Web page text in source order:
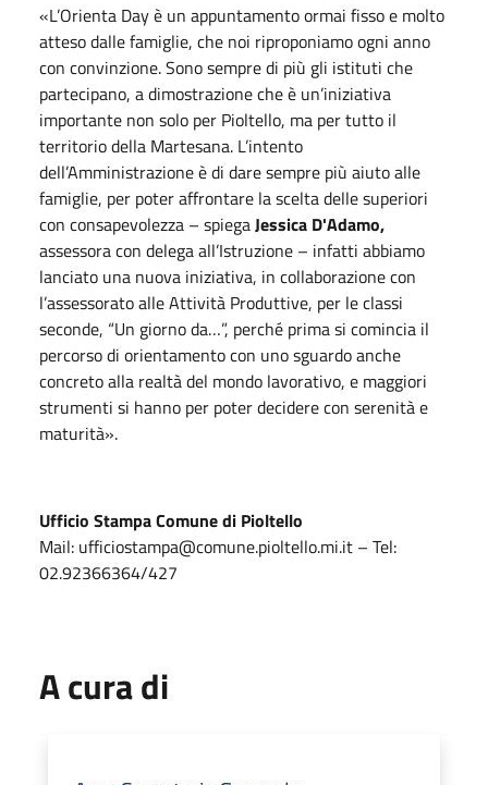
«L’Orienta Day è un appuntamento ormai fisso e molto
atteso dalle famiglie, che noi riproponiamo ogni anno
con convinzione. Sono sempre di più gli istituti che
partecipano, a dimostrazione che è un’iniziativa
importante non solo per Pioltello, ma per tutto il
territorio della Martesana. L’intento
dell’Amministrazione è di dare sempre più aiuto alle
famiglie, per poter affrontare la scelta delle superiori
con consapevolezza – spiegaJessica D'Adamo,
assessora con delega all’Istruzione – infatti abbiamo
lanciato una nuova iniziativa, in collaborazione con
l’assessorato alle Attività Produttive, per le classi
seconde, “Un giorno da…”, perché prima si comincia il
percorso di orientamento con uno sguardo anche
concreto alla realtà del mondo lavorativo, e maggiori
strumenti si hanno per poter decidere con serenità e
maturità».
Ufficio Stampa Comune di Pioltello
Mail: ufficiostampa@comune.pioltello.mi.it – Tel:
02.92366364/427
A cura di